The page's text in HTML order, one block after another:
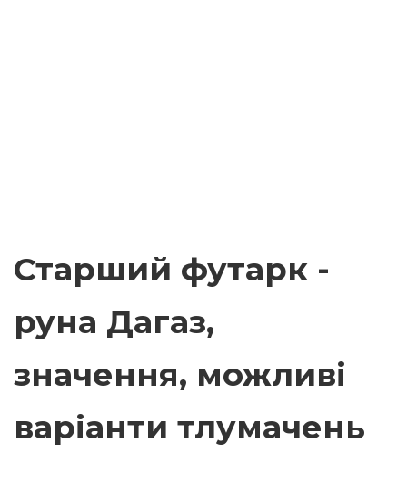
Старший футарк -
руна Дагаз,
значення, можливі
варіанти тлумачень